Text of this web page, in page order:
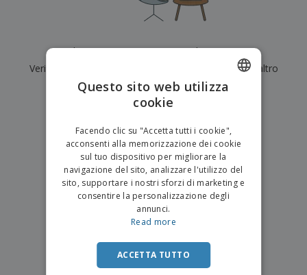
Al momento non ci sono risultati per""
Verifica di averlo digitato correttamente o cerca un altro
termine.
Questo sito web utilizza
cookie
Facendo clic su "Accetta tutti i cookie",
acconsenti alla memorizzazione dei cookie
sul tuo dispositivo per migliorare la
navigazione del sito, analizzare l'utilizzo del
sito, supportare i nostri sforzi di marketing e
consentire la personalizzazione degli
annunci.
Read more
ACCETTA TUTTO